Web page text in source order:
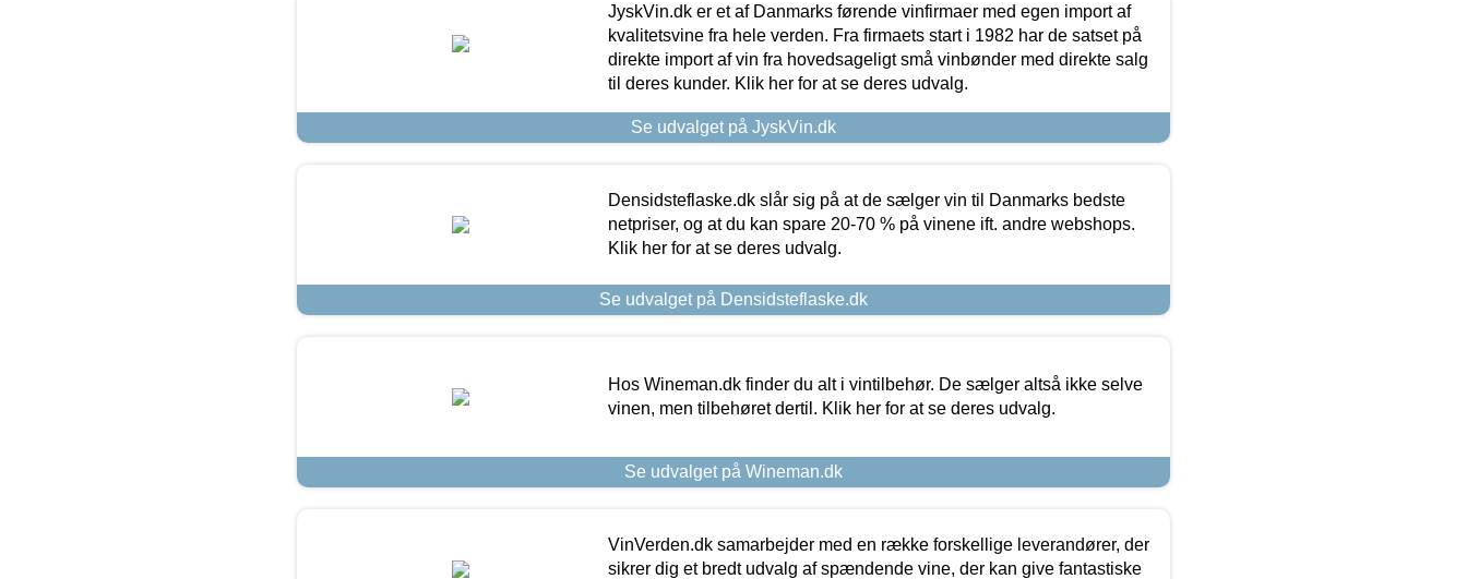
JyskVin.dk er et af Danmarks førende vinfirmaer med egen import af
kvalitetsvine fra hele verden. Fra firmaets start i 1982 har de satset på
direkte import af vin fra hovedsageligt små vinbønder med direkte salg
til deres kunder. Klik her for at se deres udvalg.
Se udvalget på JyskVin.dk
Densidsteflaske.dk slår sig på at de sælger vin til Danmarks bedste
netpriser, og at du kan spare 20-70 % på vinene ift. andre webshops.
Klik her for at se deres udvalg.
Se udvalget på Densidsteflaske.dk
Hos Wineman.dk finder du alt i vintilbehør. De sælger altså ikke selve
vinen, men tilbehøret dertil. Klik her for at se deres udvalg.
Se udvalget på Wineman.dk
VinVerden.dk samarbejder med en række forskellige leverandører, der
sikrer dig et bredt udvalg af spændende vine, der kan give fantastiske